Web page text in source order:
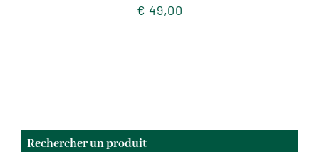
€ 49,00
Rechercher un produit